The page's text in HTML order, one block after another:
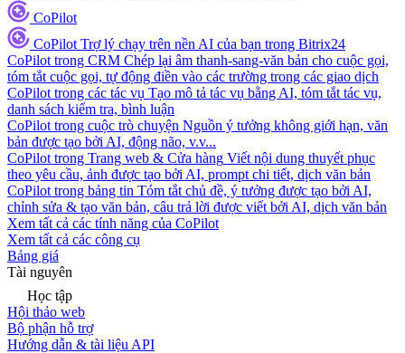
CoPilot
CoPilot Trợ lý chạy trên nền AI của bạn trong Bitrix24
CoPilot trong CRM Chép lại âm thanh-sang-văn bản cho cuộc gọi,
tóm tắt cuộc gọi, tự động điền vào các trường trong các giao dịch
CoPilot trong các tác vụ Tạo mô tả tác vụ bằng AI, tóm tắt tác vụ,
danh sách kiểm tra, bình luận
CoPilot trong cuộc trò chuyện Nguồn ý tưởng không giới hạn, văn
bản được tạo bởi AI, động não, v.v...
CoPilot trong Trang web & Cửa hàng Viết nội dung thuyết phục
theo yêu cầu, ảnh được tạo bởi AI, prompt chi tiết, dịch văn bản
CoPilot trong bảng tin Tóm tắt chủ đề, ý tưởng được tạo bởi AI,
chỉnh sửa & tạo văn bản, câu trả lời được viết bởi AI, dịch văn bản
Xem tất cả các tính năng của CoPilot
Xem tất cả các công cụ
Bảng giá
Tài nguyên
Học tập
Hội thảo web
Bộ phận hỗ trợ
Hướng dẫn & tài liệu API